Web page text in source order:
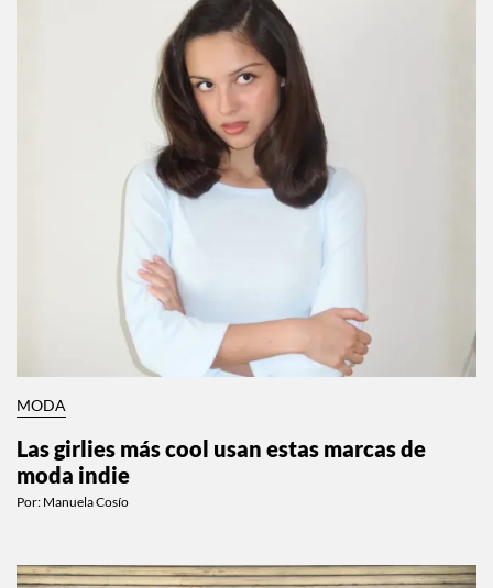
MODA
Las girlies más cool usan estas marcas de
moda indie
Por: Manuela Cosío